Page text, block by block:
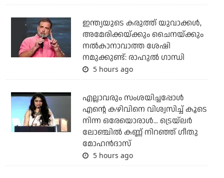
ഇന്ത്യയുടെ കരുത്ത് യുവാക്കള്‍,
അമേരിക്കയ്ക്കും ചൈനയ്ക്കും
നല്‍കാനാവാത്ത ശേഷി
നമുക്കുണ്ട്: രാഹുല്‍ ഗാന്ധി
5 hours ago
എല്ലാവരും സംശയിച്ചപ്പോള്‍
എന്റെ കഴിവിനെ വിശ്വസിച്ച് കൂടെ
നിന്ന ഒരേയൊരാള്‍... ട്രെയ്‌ലര്‍
ലോഞ്ചില്‍ കണ്ണ് നിറഞ്ഞ് ഗീതു
മോഹന്‍ദാസ്
5 hours ago